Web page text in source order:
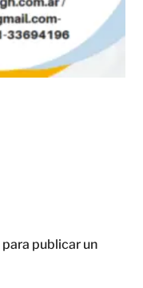
para publicar un